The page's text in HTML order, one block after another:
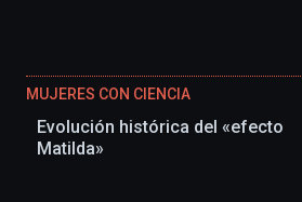
MUJERES CON CIENCIA
Evolución histórica del «efecto
Matilda»